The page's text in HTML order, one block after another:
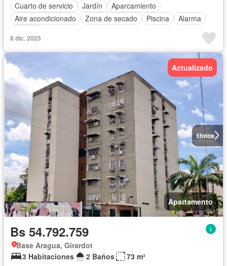
Cuarto de servicio
Jardín
Aparcamiento
Aire acondicionado
Zona de secado Piscina
Alarma
8 dic. 2025
5fotos
Actualizado
Apartamento
Bs 54.792.759
Base Aragua, Girardot
3 Habitaciones
2 Baños 73 m²